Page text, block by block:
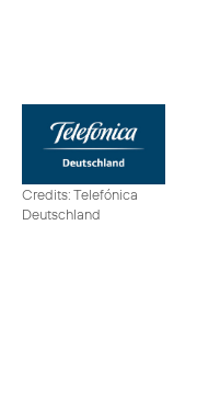
Credits: Telefónica
Deutschland